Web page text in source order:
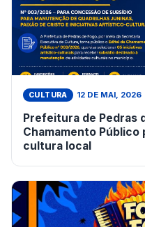
CULTURA 12 DE MAI, 2026
Prefeitura de Pedras
Chamamento
cultura local